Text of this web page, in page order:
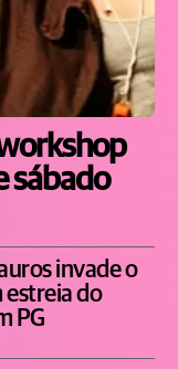
sábado
invade o
estreia do
PG